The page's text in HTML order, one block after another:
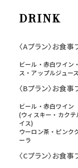
DRINK
〈Aプラン〉お食
ビール・赤白ワイン
ス・アップルジュース
〈Bプラン〉お食
ビール・赤白ワイン
(ウィスキー・カク
イス)
ウーロン茶・ピンク
ーラ
〈Cプラン〉お食